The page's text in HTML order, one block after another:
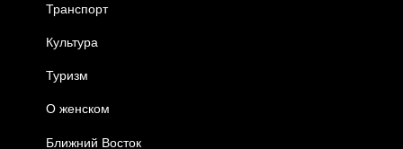
Транспорт
Культура
Туризм
О женском
Ближний Восток